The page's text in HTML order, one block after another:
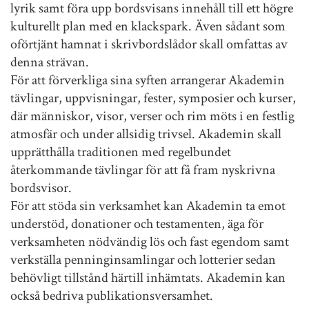
lyrik samt föra upp bordsvisans innehåll till ett högre
kulturellt plan med en klackspark. Även sådant som
oförtjänt hamnat i skrivbordslådor skall omfattas av
denna strävan.
För att förverkliga sina syften arrangerar Akademin
tävlingar, uppvisningar, fester, symposier och kurser,
där människor, visor, verser och rim möts i en festlig
atmosfär och under allsidig trivsel. Akademin skall
upprätthålla traditionen med regelbundet
återkommande tävlingar för att få fram nyskrivna
bordsvisor.
För att stöda sin verksamhet kan Akademin ta emot
understöd, donationer och testamenten, äga för
verksamheten nödvändig lös och fast egendom samt
verkställa penninginsamlingar och lotterier sedan
behövligt tillstånd härtill inhämtats. Akademin kan
också bedriva publikationsversamhet.